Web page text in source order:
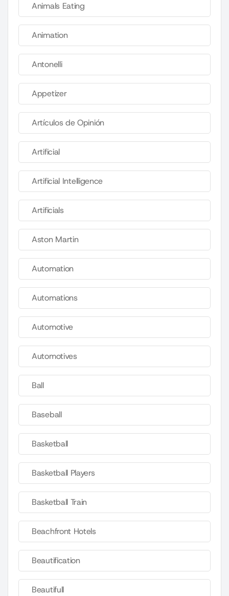
Animals Eating
Animation
Antonelli
Appetizer
Artículos de Opinión
Artificial
Artificial Intelligence
Artificials
Aston Martin
Automation
Automations
Automotive
Automotives
Ball
Baseball
Basketball
Basketball Players
Basketball Train
Beachfront Hotels
Beautification
Beautifull